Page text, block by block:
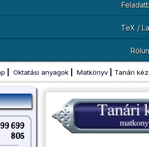
TeX /
Oktatási anyagok Matkönyv Tanári
699
805